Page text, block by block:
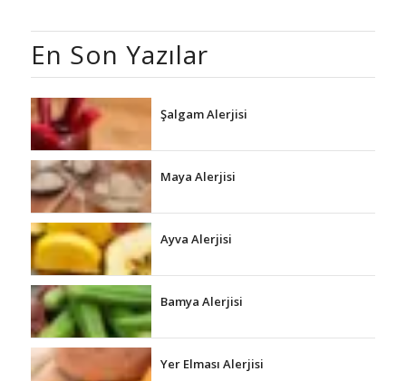
En Son Yazılar
Şalgam Alerjisi
Maya Alerjisi
Ayva Alerjisi
Bamya Alerjisi
Yer Elması Alerjisi